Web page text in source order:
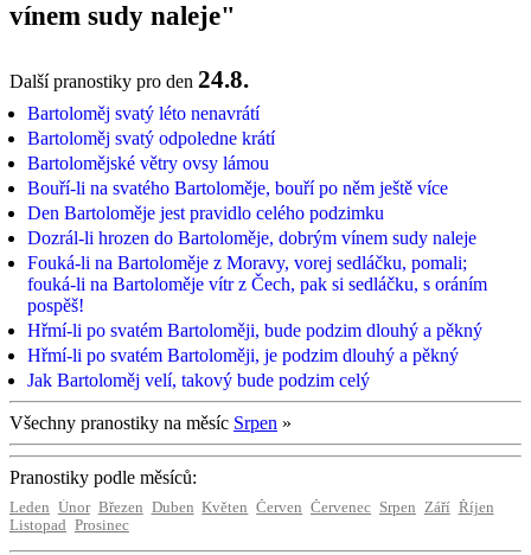
vínem sudy naleje"
Další pranostiky pro den 24.8.
Bartoloměj svatý léto nenavrátí
Bartoloměj svatý odpoledne krátí
Bartolomějské větry ovsy lámou
Bouří-li na svatého Bartoloměje, bouří po něm ještě více
Den Bartoloměje jest pravidlo celého podzimku
Dozrál-li hrozen do Bartoloměje, dobrým vínem sudy naleje
Fouká-li na Bartoloměje z Moravy, vorej sedláčku, pomali;
fouká-li na Bartoloměje vítr z Čech, pak si sedláčku, s oráním
pospěš!
Hřmí-li po svatém Bartoloměji, bude podzim dlouhý a pěkný
Hřmí-li po svatém Bartoloměji, je podzim dlouhý a pěkný
Jak Bartoloměj velí, takový bude podzim celý
Všechny pranostiky na měsíc Srpen »
Pranostiky podle měsíců:
Leden Únor Březen Duben Květen Červen Červenec Srpen Září Říjen
Listopad Prosinec